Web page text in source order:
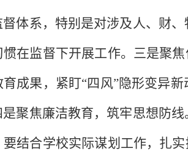
体系，特别是对涉及人、财
在监督下开展工作。三是聚
成果，紧盯“四风”隐形变异
聚焦廉洁教育，筑牢思想防
结合学校实际谋划工作，扎